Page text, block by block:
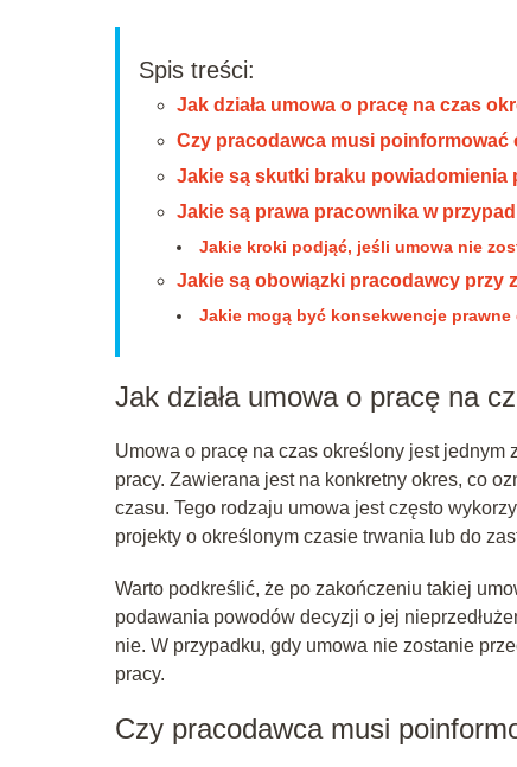
Spis treści:
Jak działa umowa o pracę na czas
Czy pracodawca musi poinformować
Jakie są skutki braku powiadomienia
Jakie są prawa pracownika w
Jakie kroki podjąć, jeśli umowa nie
Jakie są obowiązki pracodawcy przy
Jakie mogą być konsekwencje
Jak działa umowa o pracę na
Umowa o pracę na czas określony jest
pracy. Zawierana jest na konkretny okres, co
czasu. Tego rodzaju umowa jest często
projekty o określonym czasie trwania lub do
Warto podkreślić, że po zakończeniu takiej
podawania powodów decyzji o jej
nie. W przypadku, gdy umowa nie zostanie
pracy.
Czy pracodawca musi